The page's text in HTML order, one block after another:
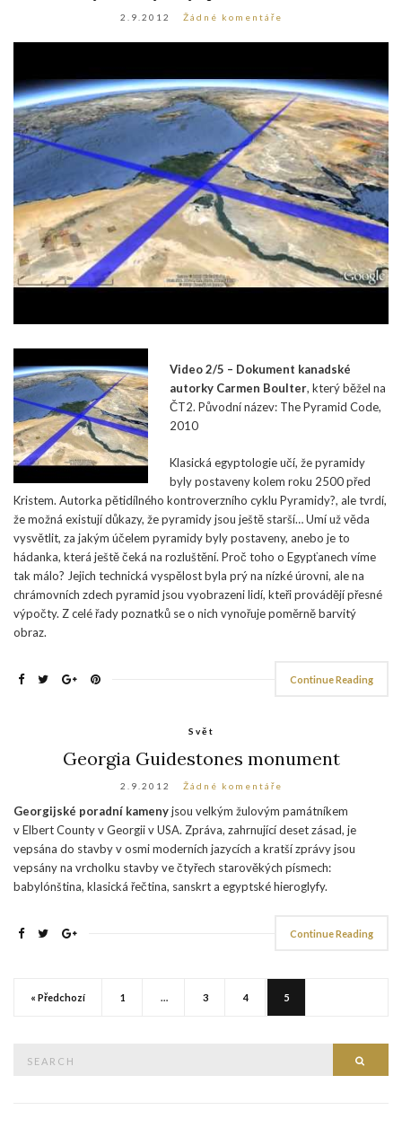
2.9.2012 Žádné komentáře
Video 2/5 – Dokument kanadské
autorky Carmen Boulter, který běžel na
ČT2. Původní název: The Pyramid Code,
2010
Klasická egyptologie učí, že pyramidy
byly postaveny kolem roku 2500 před
Kristem. Autorka pětidílného kontroverzního cyklu Pyramidy?, ale tvrdí,
že možná existují důkazy, že pyramidy jsou ještě starší… Umí už věda
vysvětlit, za jakým účelem pyramidy byly postaveny, anebo je to
hádanka, která ještě čeká na rozluštění. Proč toho o Egypťanech víme
tak málo? Jejich technická vyspělost byla prý na nízké úrovni, ale na
chrámovních zdech pyramid jsou vyobrazeni lidí, kteři provádějí přesné
výpočty. Z celé řady poznatků se o nich vynořuje poměrně barvitý
obraz.
Continue Reading
Svět
Georgia Guidestones monument
2.9.2012 Žádné komentáře
Georgijské poradní kamenyjsou velkým žulovým památníkem
v Elbert County v Georgii v USA. Zpráva, zahrnující deset zásad, je
vepsána do stavby v osmi moderních jazycích a kratší zprávy jsou
vepsány na vrcholku stavby ve čtyřech starověkých písmech:
babylónština, klasická řečtina, sanskrt a egyptské hieroglyfy.
Continue Reading
« Předchozí 1 3 4 5
for: